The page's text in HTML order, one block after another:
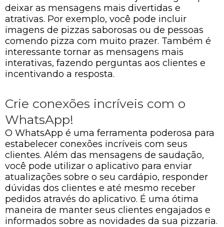
deixar as mensagens mais divertidas e
atrativas. Por exemplo, você pode incluir
imagens de pizzas saborosas ou de pessoas
comendo pizza com muito prazer. Também é
interessante tornar as mensagens mais
interativas, fazendo perguntas aos clientes e
incentivando a resposta.
Crie conexões incríveis com o
WhatsApp!
O WhatsApp é uma ferramenta poderosa para
estabelecer conexões incríveis com seus
clientes. Além das mensagens de saudação,
você pode utilizar o aplicativo para enviar
atualizações sobre o seu cardápio, responder
dúvidas dos clientes e até mesmo receber
pedidos através do aplicativo. É uma ótima
maneira de manter seus clientes engajados e
informados sobre as novidades da sua pizzaria.